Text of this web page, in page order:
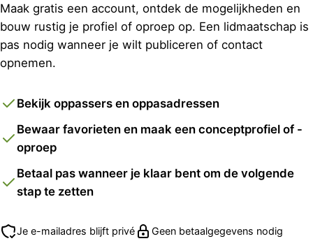
Maak gratis een account, ontdek de mogelijkheden en
bouw rustig je profiel of oproep op. Een lidmaatschap is
pas nodig wanneer je wilt publiceren of contact
opnemen.
Bekijk oppassers en oppasadressen
Bewaar favorieten en maak een conceptprofiel of -
oproep
Betaal pas wanneer je klaar bent om de volgende
stap te zetten
Je e-mailadres blijft privé Geen betaalgegevens nodig